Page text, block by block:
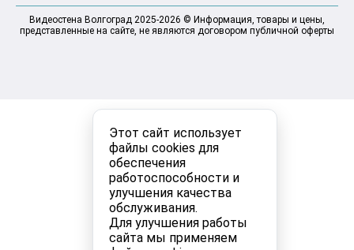
Этот сайт использует
файлы cookies для
обеспечения
работоспособности и
улучшения качества
обслуживания.
Для улучшения работы
сайта мы применяем
Видеостена Волгоград 2025-2026 © Информация, товары и цены,
представленные на сайте, не являются договором публичной оферты